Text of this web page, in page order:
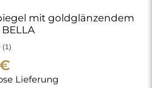
mit goldglänzendem
Lieferung